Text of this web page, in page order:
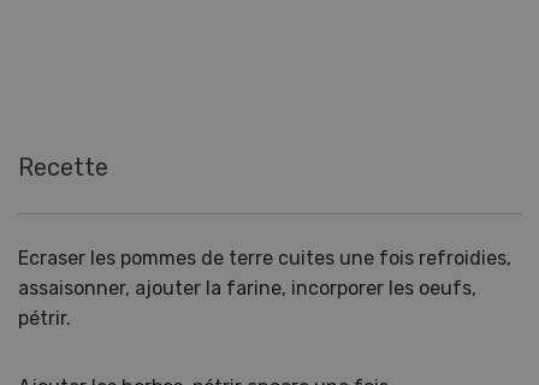
Recette
Ecraser les pommes de terre cuites une fois refroidies,
assaisonner, ajouter la farine, incorporer les oeufs,
pétrir.